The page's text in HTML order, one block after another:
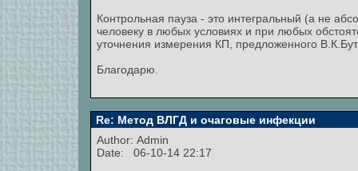
Контрольная пауза - это интегральный (а не
человеку в любых условиях и при любых
уточнения измерения КП, предложенного
Благодарю.
Re: Метод ВЛГД и очаговые инфекции
Author: Admin
Date: 06-10-14 22:17